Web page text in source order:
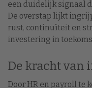
een duidelijk signaal
De overstap lijkt
rust, continuïteit en
investering in
De kracht van
Door HR en payroll te